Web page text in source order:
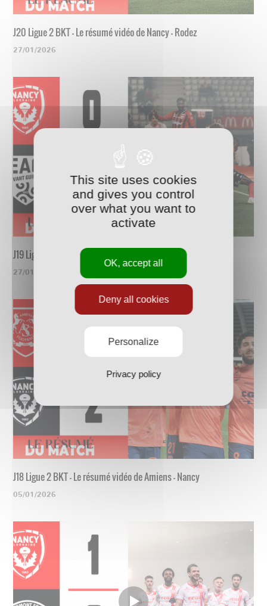
J20 Ligue 2 BKT - Le résumé vidéo de Nancy - Rodez
27/01/2026
J19 Ligue 2 BKT - Le résumé vidéo de Nancy - Guingamp
27/01/2026
J18 Ligue 2 BKT - Le résumé vidéo de Amiens - Nancy
05/01/2026
This site uses cookies
and gives you control
over what you want to
activate
OK, accept all
Deny all cookies
Personalize
Privacy policy